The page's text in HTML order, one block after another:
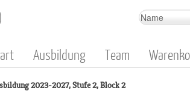
Ausbildung Team
2023-2027, Stufe 2, Block 2